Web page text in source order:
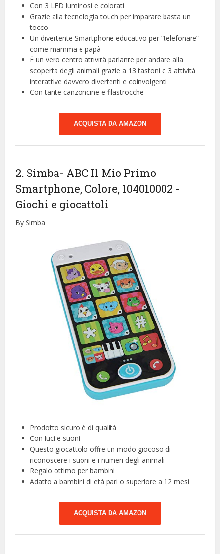
Con 3 LED luminosi e colorati
Grazie alla tecnologia touch per imparare basta un
tocco
Un divertente Smartphone educativo per “telefonare”
come mamma e papà
È un vero centro attività parlante per andare alla
scoperta degli animali grazie a 13 tastoni e 3 attività
interattive davvero divertenti e coinvolgenti
Con tante canzoncine e filastrocche
ACQUISTA DA AMAZON
2. Simba- ABC Il Mio Primo
Smartphone, Colore, 104010002 -
Giochi e giocattoli
By Simba
Prodotto sicuro è di qualità
Con luci e suoni
Questo giocattolo offre un modo giocoso di
riconoscere i suoni e i numeri degli animali
Regalo ottimo per bambini
Adatto a bambini di età pari o superiore a 12 mesi
ACQUISTA DA AMAZON